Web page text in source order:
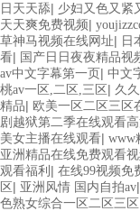
日天天舔| 少妇又色又紧
天天爽免费视频|
草神马视频在线网址| 日
看| 国产日日夜夜精品视
av中文字幕第一页 | 中文
桃av一区,二区,三区 | 久
精品| 欧美一区二区三区
剧越狱第二季在线观看
美女主播在线观看| www
亚洲精品在线免费观看
观看福利 | 在线99视频免
区 | 亚洲风情 国内自拍av|
色熟女综合一区二区三区